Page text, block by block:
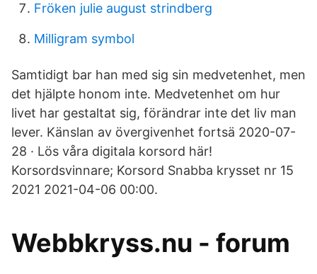
Fröken julie august strindberg
Milligram symbol
Samtidigt bar han med sig sin medvetenhet, men
det hjälpte honom inte. Medvetenhet om hur
livet har gestaltat sig, förändrar inte det liv man
lever. Känslan av övergivenhet fortsä 2020-07-
28 · Lös våra digitala korsord här!
Korsordsvinnare; Korsord Snabba krysset nr 15
2021 2021-04-06 00:00.
Webbkryss.nu - forum